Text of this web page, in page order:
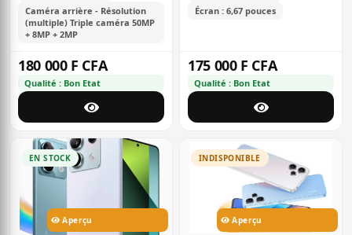
Caméra arrière - Résolution
(multiple) Triple caméra 50MP
+ 8MP + 2MP
180 000 F CFA
Qualité : Bon Etat
Écran : 6,67 pouces
175 000 F CFA
Qualité : Bon Etat
EN STOCK
Aperçu
INDISPONIBLE
Aperçu